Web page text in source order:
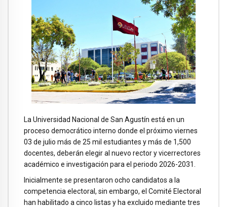
La Universidad Nacional de San Agustín está en un
proceso democrático interno donde el próximo viernes
03 de julio más de 25 mil estudiantes y más de 1,500
docentes, deberán elegir al nuevo rector y vicerrectores
académico e investigación para el periodo 2026-2031.
Inicialmente se presentaron ocho candidatos a la
competencia electoral, sin embargo, el Comité Electoral
han habilitado a cinco listas y ha excluido mediante tres